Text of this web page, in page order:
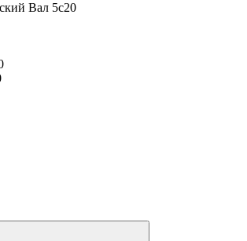
Вал 5с20